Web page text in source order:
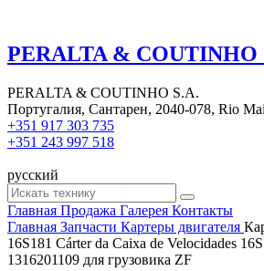
PERALTA & COUTINHO
PERALTA & COUTINHO S.A.
Португалия, Сантарен, 2040-078, Rio
+351 917 303 735
+351 243 997 518
русский
Главная Продажа Галерея Контакты
Главная Запчасти Картеры двигателя
16S181 Cárter da Caixa de Velocidades
1316201109 для грузовика ZF